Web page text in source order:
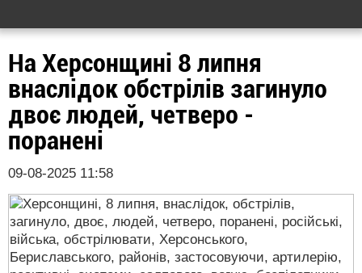
На Херсонщині 8 липня
внаслідок обстрілів загинуло
двоє людей, четверо -
поранені
09-08-2025 11:58